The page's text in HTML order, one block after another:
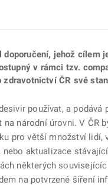
doporučení, jehož
v rámci tzv.
zdravotnictví ČR své
používat, a podává
národní úrovni. V ČR
pro větší množství lidí,
nebo aktualizace
některých
na potvrzené šíření